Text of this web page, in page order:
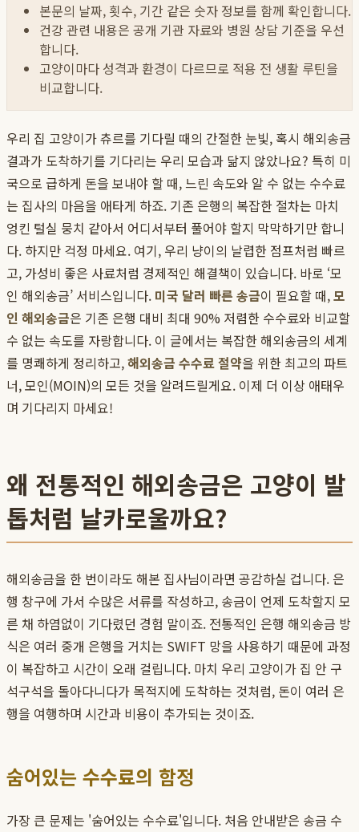
본문의 날짜, 횟수, 기간 같은 숫자 정보를 함께 확인합니다.
건강 관련 내용은 공개 기관 자료와 병원 상담 기준을 우선
합니다.
고양이마다 성격과 환경이 다르므로 적용 전 생활 루틴을
비교합니다.
우리 집 고양이가 츄르를 기다릴 때의 간절한 눈빛, 혹시 해외송금
결과가 도착하기를 기다리는 우리 모습과 닮지 않았나요? 특히 미
국으로 급하게 돈을 보내야 할 때, 느린 속도와 알 수 없는 수수료
는 집사의 마음을 애타게 하죠. 기존 은행의 복잡한 절차는 마치
엉킨 털실 뭉치 같아서 어디서부터 풀어야 할지 막막하기만 합니
다. 하지만 걱정 마세요. 여기, 우리 냥이의 날렵한 점프처럼 빠르
고, 가성비 좋은 사료처럼 경제적인 해결책이 있습니다. 바로 ‘모
인 해외송금’ 서비스입니다. 미국 달러 빠른 송금이 필요할 때,모
인 해외송금은 기존 은행 대비 최대 90% 저렴한 수수료와 비교할
수 없는 속도를 자랑합니다. 이 글에서는 복잡한 해외송금의 세계
를 명쾌하게 정리하고,해외송금 수수료 절약을 위한 최고의 파트
너, 모인(MOIN)의 모든 것을 알려드릴게요. 이제 더 이상 애태우
며 기다리지 마세요!
왜 전통적인 해외송금은 고양이 발
톱처럼 날카로울까요?
해외송금을 한 번이라도 해본 집사님이라면 공감하실 겁니다. 은
행 창구에 가서 수많은 서류를 작성하고, 송금이 언제 도착할지 모
른 채 하염없이 기다렸던 경험 말이죠. 전통적인 은행 해외송금 방
식은 여러 중개 은행을 거치는 SWIFT 망을 사용하기 때문에 과정
이 복잡하고 시간이 오래 걸립니다. 마치 우리 고양이가 집 안 구
석구석을 돌아다니다가 목적지에 도착하는 것처럼, 돈이 여러 은
행을 여행하며 시간과 비용이 추가되는 것이죠.
숨어있는 수수료의 함정
가장 큰 문제는 '숨어있는 수수료'입니다. 처음 안내받은 송금 수